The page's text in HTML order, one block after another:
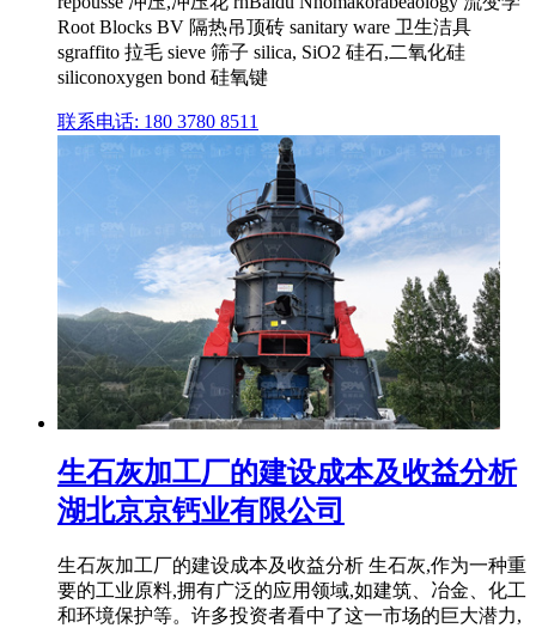
Root Blocks BV 隔热吊顶砖 sanitary ware 卫生洁具
sgraffito 拉毛 sieve 筛子 silica, SiO2 硅石,二氧化硅
siliconoxygen bond 硅氧键
联系电话: 180 3780 8511
生石灰加工厂的建设成本及收益分析
湖北京京钙业有限公司
生石灰加工厂的建设成本及收益分析 生石灰,作为一种重
要的工业原料,拥有广泛的应用领域,如建筑、冶金、化工
和环境保护等。许多投资者看中了这一市场的巨大潜力,